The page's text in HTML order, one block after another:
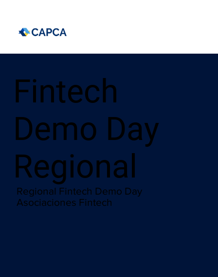
Fintech
Demo Day
Regional
Regional Fintech Demo Day
Asociaciones Fintech